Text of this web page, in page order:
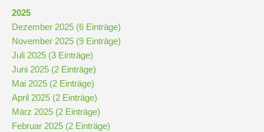
Vertretungsplan
Stundenraster
Realschulbildungsgang
2025
Dezember 2025 (6 Einträge)
November 2025 (9 Einträge)
Juli 2025 (3 Einträge)
Juni 2025 (2 Einträge)
Mai 2025 (2 Einträge)
April 2025 (2 Einträge)
März 2025 (2 Einträge)
Februar 2025 (2 Einträge)